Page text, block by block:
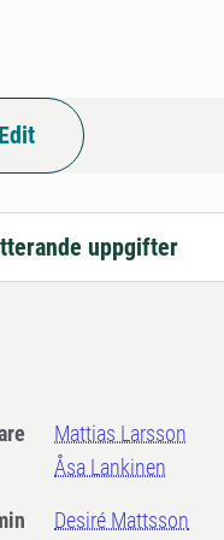
uppgifter
Mattias Larsson
Åsa Lankinen
Desiré Mattsson